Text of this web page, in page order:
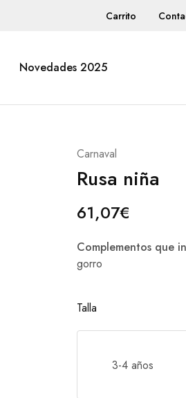
Carrito
Novedades 2025
Carnaval
Rusa niña
61,07€
Complementos que
gorro
Talla
3-4 años